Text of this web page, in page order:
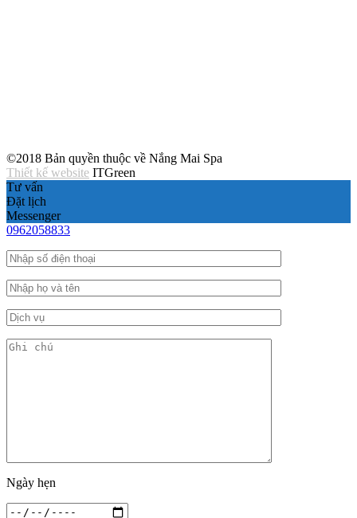
©2018 Bản quyền thuộc về Nắng Mai Spa
Thiết kế website ITGreen
Tư vấn
Đặt lịch
Messenger
0962058833
Ngày hẹn